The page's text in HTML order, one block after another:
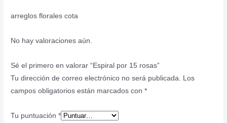
arreglos florales cota
No hay valoraciones aún.
Sé el primero en valorar “Espiral por 15 rosas”
Tu dirección de correo electrónico no será publicada.
Los
campos obligatorios están marcados con*
Tu puntuación*